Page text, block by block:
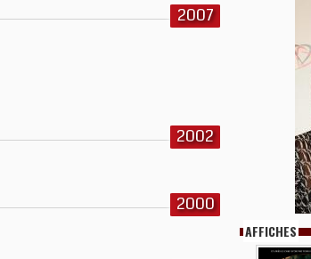
2007
2002
2000
AFFICHES